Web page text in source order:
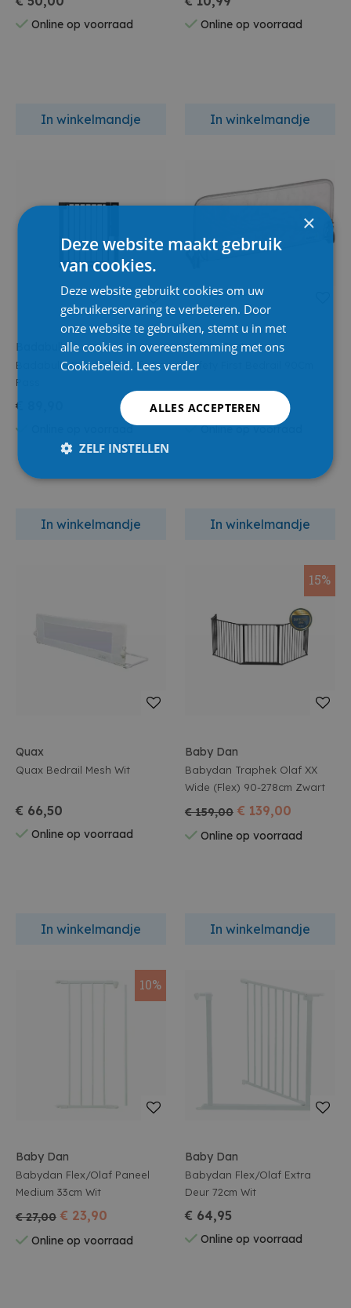
Online op voorraad
In winkelmandje
Online op voorraad
In winkelmandje
Badabulle
Badabulle Deurhekje Safe En
Pass
€ 89,90
Online op voorraad
In winkelmandje
Safety First
Safety First Bedrail 90Cm
€ 34,95
Online op voorraad
In winkelmandje
Quax
Quax Bedrail Mesh Wit
€ 66,50
Online op voorraad
In winkelmandje
15%
Baby Dan
Babydan Traphek Olaf XX
Wide (Flex) 90-278cm Zwart
€ 159,00 € 139,00
Online op voorraad
In winkelmandje
10%
Baby Dan
Babydan Flex/Olaf Paneel
Medium 33cm Wit
€ 27,00 € 23,90
Online op voorraad
Baby Dan
Babydan Flex/Olaf Extra
Deur 72cm Wit
€ 64,95
Online op voorraad
×
Deze website maakt gebruik
van cookies.
Deze website gebruikt cookies om uw
gebruikerservaring te verbeteren. Door
onze website te gebruiken, stemt u in met
alle cookies in overeenstemming met ons
Cookiebeleid. Lees verder
ALLES ACCEPTEREN
ZELF INSTELLEN